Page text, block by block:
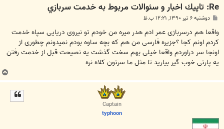
Re: تاپيك اخبار و سئوالات مربوط به خدمت سربازي
پ
ت
دوشنبه ۶ تیر ۱۳۹۰, ۱۲:۲۱ ب.ظ
واقعا هم درسربازی عمر ادم هدر میره من خودم تو نیروی دریایی سپاه خدمت
کردم اونم کجا ؟جزیره فارسی من هم که بچه ساوه بودم نمیدونم چطوری از
اونجا سر دراوردم واقعا خیلی بهم سخت گذشت یه نصیحت قبل از خدمت رفتن
یه پارتی خوب گیر بیارید تا مثل ما سرتون کلاه نره
ب
ا
Captain
typhoon